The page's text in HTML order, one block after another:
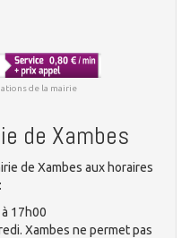
de la mairie
de Xambes
de Xambes aux horaires
17h00
Xambes ne permet pas